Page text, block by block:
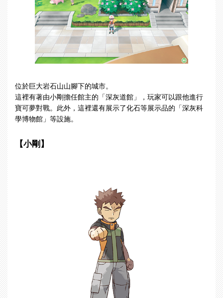
位於巨大岩石山山腳下的城市。
這裡有著由小剛擔任館主的「深灰道館」，玩家可以跟他進行
寶可夢對戰。此外，這裡還有展示了化石等展示品的「深灰科
學博物館」等設施。
【小剛】